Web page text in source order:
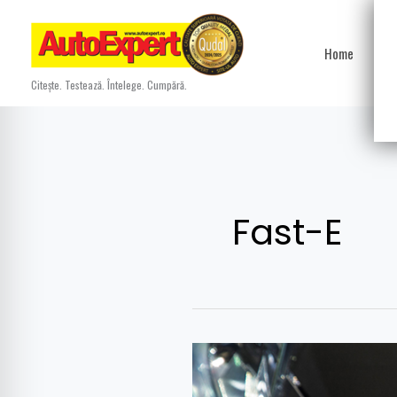
content
Citește. Testează. Întelege. Cumpără.
Home
Fast-E
Fast-
E: